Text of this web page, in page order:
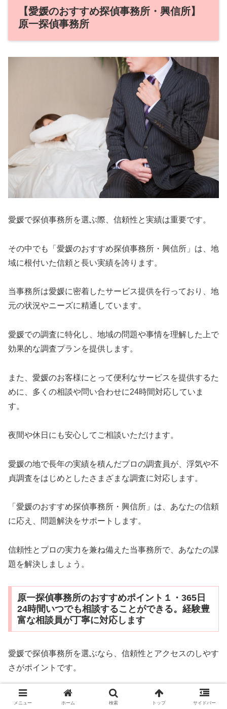
【愛媛のおすすめ探偵事務所・興信所】
原一探偵事務所
愛媛で探偵事務所を選ぶ際、信頼性と実績は重要です。
その中でも「愛媛のおすすめ探偵事務所・興信所」は、地
域に根付いた信頼と長い実績を誇ります。
当事務所は愛媛に密着したサービス提供を行っており、地
元の状況やニーズに精通しています。
愛媛での調査に特化し、地域の問題や事情を理解した上で
効果的な調査プランを提供します。
また、愛媛のお客様にとって便利なサービスを提供するた
めに、多くの相談や問い合わせに24時間対応していま
す。
夜間や休日にも安心してご相談いただけます。
愛媛の地で長年の実績を積んだプロの調査員が、浮気や不
貞調査をはじめとしたさまざまな調査に対応します。
「愛媛のおすすめ探偵事務所・興信所」は、あなたの信頼
に応え、問題解決をサポートします。
信頼性とプロの実力を兼ね備えた当事務所で、あなたの課
題を解決しましょう。
原一探偵事務所のおすすめポイント１・365日
24時間いつでも相談することができる。経験豊
富な相談員が丁寧に対応します
愛媛で探偵事務所を選ぶなら、信頼性とアクセスのしやす
さがポイントです。
そこでおすすめなのが「愛媛のおすすめ探偵事務所・興信
メニュー ホーム 検索 トップ サイドバー